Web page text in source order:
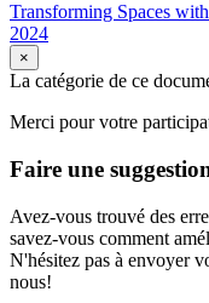
Transforming Spaces
2024
×
La catégorie de ce
Merci pour votre
Faire une
Avez-vous trouvé des
savez-vous comment
N'hésitez pas à envoyer
nous!